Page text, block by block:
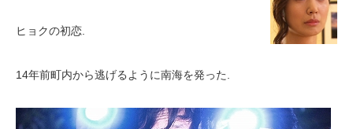
ヒョクの初恋.
14年前町内から逃げるように南海を発った.